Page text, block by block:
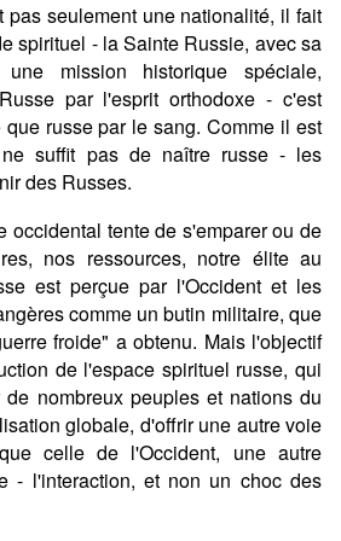
pas seulement une nationalité, il fait
spirituel - la Sainte Russie, avec sa
une mission historique spéciale,
par l'esprit orthodoxe - c'est
russe par le sang. Comme il est
suffit pas de naître russe - les
des Russes.
occidental tente de s'emparer ou de
nos ressources, notre élite au
est perçue par l'Occident et les
comme un butin militaire, que
froide" a obtenu. Mais l'objectif
de l'espace spirituel russe, qui
nombreux peuples et nations du
globale, d'offrir une autre voie
celle de l'Occident, une autre
- l'interaction, et non un choc des